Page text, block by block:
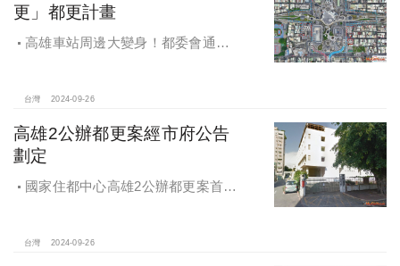
更」都更計畫
高雄車站周邊大變身！都委會通過
台灣 2024-09-26
高雄2公辦都更案經市府公告
劃定
國家住都中心高雄2公辦都更案首度
台灣 2024-09-26